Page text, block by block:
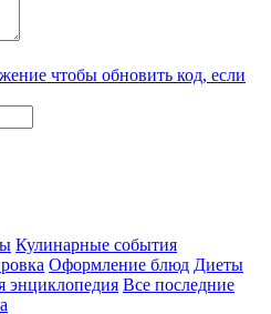
Кулинарные события
Оформление блюд Диеты
энциклопедия Все последние